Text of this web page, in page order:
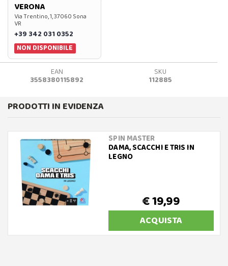
VERONA
Via Trentino, 1, 37060 Sona
VR
+39 342 031 0352
NON DISPONIBILE
EAN
3558380115892
SKU
112885
PRODOTTI IN EVIDENZA
SPIN MASTER
DAMA, SCACCHI E TRIS IN
LEGNO
€ 19,99
ACQUISTA